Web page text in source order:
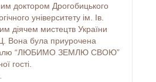
доктором Дрогобицького
університету ім. Ів.
діячем мистецтв України
була приурочена
“ЛЮБИМО ЗЕМЛЮ СВОЮ”
гості.